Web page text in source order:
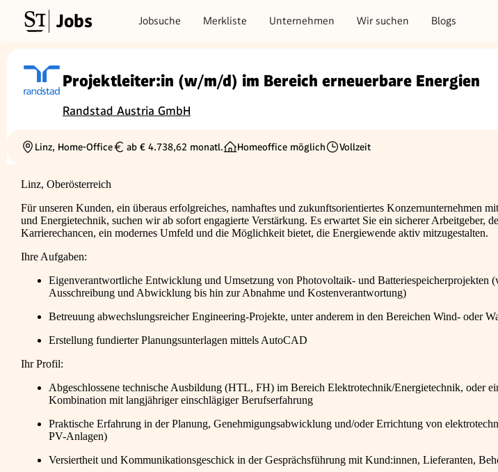
Jobs Jobsuche Merkliste Unternehmen Wir suchen Blogs
Projektleiter:in (w/m/d) im Bereich erneuerbare Energien
Randstad Austria GmbH
Ortschaft
Linz, Home-Office
Gehalt
ab € 4.738,62 monatl. Homeoffice möglich
Beschäftigungsart
Vollzeit
Linz, Oberösterreich
Für unseren Kunden, ein überaus erfolgreiches, namhaftes und zukunftsorientiertes Konzernunternehmen
und Energietechnik, suchen wir ab sofort engagierte Verstärkung. Es erwartet Sie ein sicherer Arbeitgeber,
Karrierechancen, ein modernes Umfeld und die Möglichkeit bietet, die Energiewende aktiv mitzugestalten.
Ihre Aufgaben:
Eigenverantwortliche Entwicklung und Umsetzung von Photovoltaik- und Batteriespeicherprojekten
Ausschreibung und Abwicklung bis hin zur Abnahme und Kostenverantwortung)
Betreuung abwechslungsreicher Engineering-Projekte, unter anderem in den Bereichen Wind- oder
Erstellung fundierter Planungsunterlagen mittels AutoCAD
Ihr Profil:
Abgeschlossene technische Ausbildung (HTL, FH) im Bereich Elektrotechnik/Energietechnik, oder
Kombination mit langjähriger einschlägiger Berufserfahrung
Praktische Erfahrung in der Planung, Genehmigungsabwicklung und/oder Errichtung von
PV-Anlagen)
Versiertheit und Kommunikationsgeschick in der Gesprächsführung mit Kund:innen, Lieferanten,